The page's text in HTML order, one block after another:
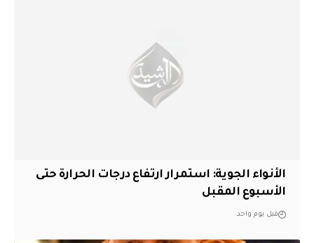
الأنواء الجوية: استمرار ارتفاع درجات الحرارة حتى
الأسبوع المقبل
قبل يوم واحد